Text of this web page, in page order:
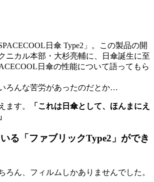
日傘 Type2」。この製品の開
ニカル本部・大杉亮輔に、日傘誕生に至
日傘の性能について語ってもら
ろんな苦労があったのだとか…
ます。
「これは日傘として、ほんまにえ
る「ファブリックType2」ができ
ろん、フィルムしかありませんでした。